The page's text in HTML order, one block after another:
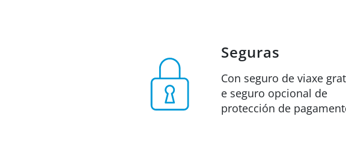
Seguras
Con seguro de viaxe
e seguro opcional de
protección de